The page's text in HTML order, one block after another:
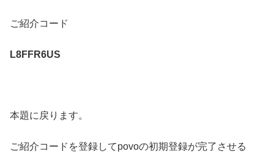
ご紹介コード
L8FFR6US
本題に戻ります。
ご紹介コードを登録してpovoの初期登録が完了させる